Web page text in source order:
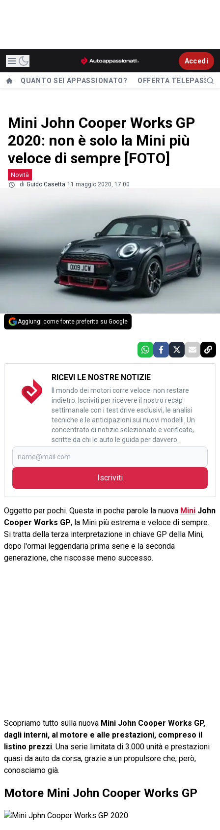
Accedi
QUANTO SEI APPASSIONATO? OFFERTA TELEPASS
Mini John Cooper Works GP
2020: non è solo la Mini più
veloce di sempre [FOTO]
Novità
di Guido Casetta 11 maggio 2020, 17.00
Aggiungi come fonte preferita su Google
RICEVI LE NOSTRE NOTIZIE
Il mondo dei motori corre veloce: non restare
indietro. Iscriviti per ricevere il nostro recap
settimanale con i test drive esclusivi, le analisi
tecniche e le anticipazioni sui nuovi modelli. Un
concentrato di notizie selezionate e verificate,
scritte da chi le auto le guida per davvero.
Iscriviti
Oggetto per pochi. Questa in poche parole la nuova Mini John
Cooper Works GP, la Mini più estrema e veloce di sempre.
Si tratta della terza interpretazione in chiave GP della Mini,
dopo l'ormai leggendaria prima serie e la seconda
generazione, che riscosse meno successo.
Scopriamo tutto sulla nuova Mini John Cooper Works GP,
dagli interni, al motore e alle prestazioni, compreso il
listino prezzi. Una serie limitata di 3.000 unità e prestazioni
quasi da auto da corsa, grazie a un propulsore che, però,
conosciamo già.
Motore Mini John Cooper Works GP